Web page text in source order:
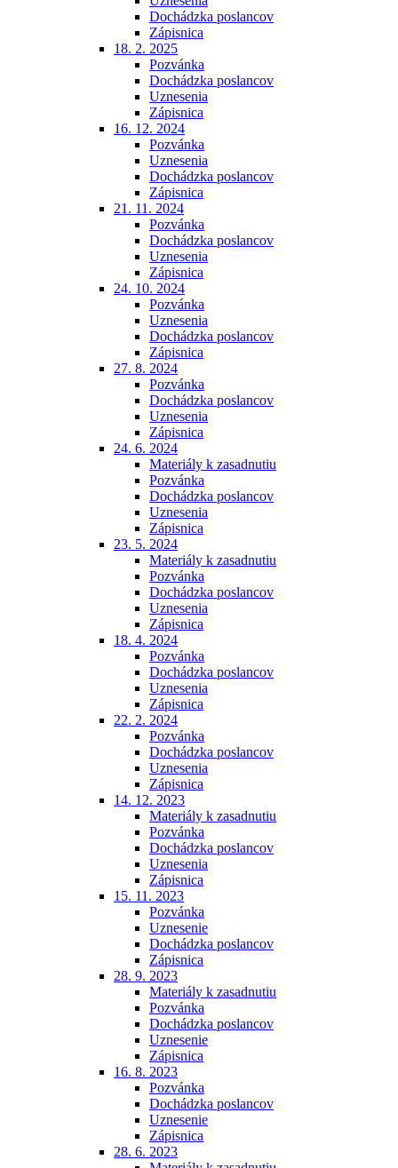
Dochádzka poslancov
Zápisnica
18. 2. 2025
Pozvánka
Dochádzka poslancov
Uznesenia
Zápisnica
16. 12. 2024
Pozvánka
Uznesenia
Dochádzka poslancov
Zápisnica
21. 11. 2024
Pozvánka
Dochádzka poslancov
Uznesenia
Zápisnica
24. 10. 2024
Pozvánka
Uznesenia
Dochádzka poslancov
Zápisnica
27. 8. 2024
Pozvánka
Dochádzka poslancov
Uznesenia
Zápisnica
24. 6. 2024
Materiály k zasadnutiu
Pozvánka
Dochádzka poslancov
Uznesenia
Zápisnica
23. 5. 2024
Materiály k zasadnutiu
Pozvánka
Dochádzka poslancov
Uznesenia
Zápisnica
18. 4. 2024
Pozvánka
Dochádzka poslancov
Uznesenia
Zápisnica
22. 2. 2024
Pozvánka
Dochádzka poslancov
Uznesenia
Zápisnica
14. 12. 2023
Materiály k zasadnutiu
Pozvánka
Dochádzka poslancov
Uznesenia
Zápisnica
15. 11. 2023
Pozvánka
Uznesenie
Dochádzka poslancov
Zápisnica
28. 9. 2023
Materiály k zasadnutiu
Pozvánka
Dochádzka poslancov
Uznesenie
Zápisnica
16. 8. 2023
Pozvánka
Dochádzka poslancov
Uznesenie
Zápisnica
28. 6. 2023